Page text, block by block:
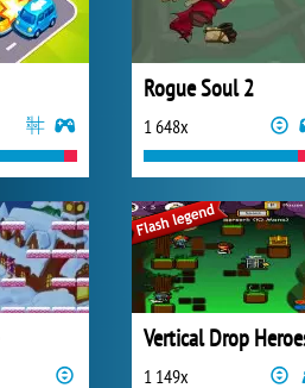
Rogue Soul 2
1 648x
Vertical Drop
1 149x